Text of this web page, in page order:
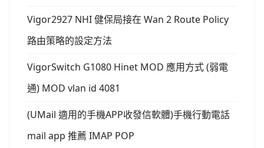
Vigor2927 NHI 健保局接在 Wan 2 Route Policy
路由策略的設定方法
VigorSwitch G1080 Hinet MOD 應用方式 (弱電
通) MOD vlan id 4081
(UMail 適用的手機APP收發信軟體)手機行動電話
mail app 推薦 IMAP POP